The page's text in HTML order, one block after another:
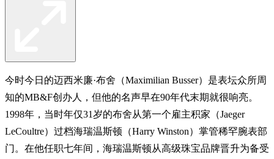
今时今日的迈西米廉·布舍（Maximilian Busser）是表坛众所周
知的MB&F创办人，但他的名声早在90年代末期就很响亮。
1998年，当时年仅31岁的布舍从第一个雇主积家（Jaeger
LeCoultre）过档海瑞温斯顿（Harry Winston）掌管稀罕腕表部
门。在他任职七年间，海瑞温斯顿从高级珠宝品牌晋升为备受